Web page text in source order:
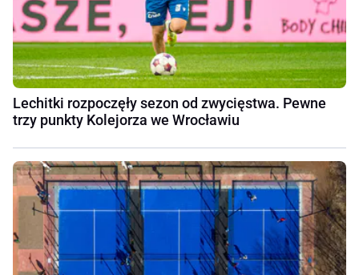
Lechitki rozpoczęły sezon od zwycięstwa. Pewne
trzy punkty Kolejorza we Wrocławiu